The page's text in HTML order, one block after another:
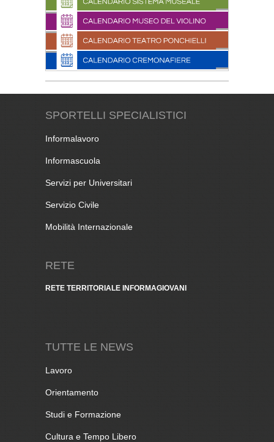
SPORTELLI SPECIALISTICI
Informalavoro
Informascuola
Servizi per Universitari
Servizio Civile
Mobilità Internazionale
RETE
RETE TERRITORIALE INFORMAGIOVANI
TUTTE LE NEWS
Lavoro
Orientamento
Studi e Formazione
Cultura e Tempo Libero